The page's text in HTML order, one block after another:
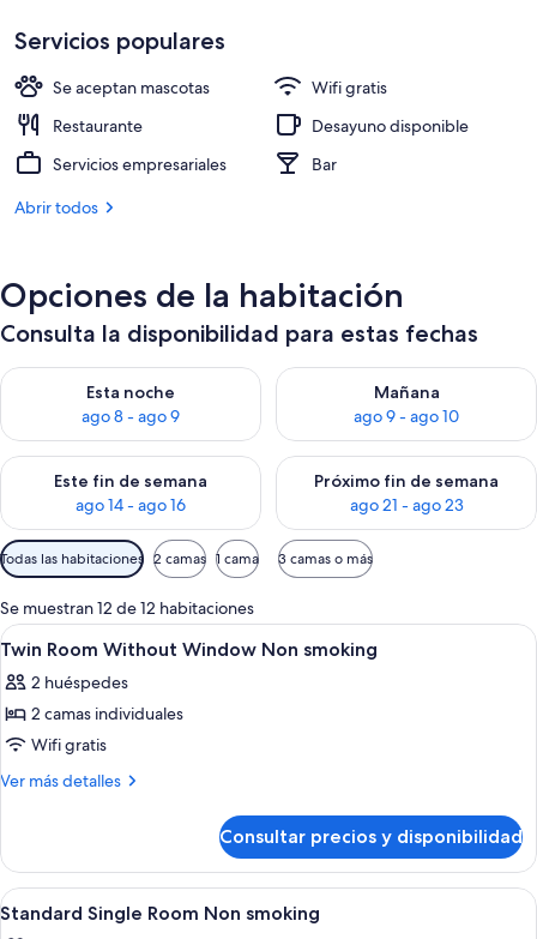
Recepción
Servicios populares
Se aceptan mascotas
Wifi gratis
Restaurante
Desayuno disponible
Servicios empresariales
Bar
Abrir todos
Opciones de la habitación
Consulta la disponibilidad para estas fechas
Esta noche
ago 8 - ago 9
Consulta la disponibilidad para esta noche, ago 8 - ago 9
Mañana
ago 9 - ago 10
Consulta la disponibilidad
Este fin de semana
ago 14 - ago 16
Consulta la disponibilidad para este fin de semana, ago 14 -
Próximo fin de semana
ago 21 - ago 23
Consulta la disponibilidad
Filtros
disponibles
para
las
habitaciones
Todas las habitaciones 2 camas 1 cama 3 camas o más
Se muestran 12 de 12 habitaciones
Abrir
todas
las
fotos
de
Twin
Window
Non
smoking
Escritorio, tabla de planchar con
11
Twin Room Without Window Non smoking
2 huéspedes
2 camas individuales
Wifi gratis
Ver más detalles
Más
Room
Without
Window
Consultar precios y disponibilidad
Abrir
todas
3
Standard Single Room Non smoking